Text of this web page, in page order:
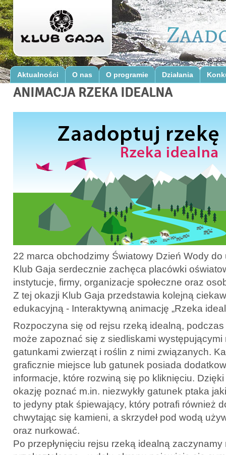
Aktualności O nas O programie Działania
ANIMACJA RZEKA IDEALNA
22 marca obchodzimy Światowy Dzień Wody do
Klub Gaja serdecznie zachęca placówki
instytucje, firmy, organizacje społeczne oraz
Z tej okazji Klub Gaja przedstawia kolejną
edukacyjną - Interaktywną animację „Rzeka
Rozpoczyna się od rejsu rzeką idealną,
może zapoznać się z siedliskami występującymi
gatunkami zwierząt i roślin z nimi związanych.
graficznie miejsce lub gatunek posiada
informacje, które rozwiną się po kliknięciu.
okazję poznać m.in. niezwykły gatunek ptaka
to jedyny ptak śpiewający, który potrafi również
chwytając się kamieni, a skrzydeł pod wodą
oraz nurkować.
Po przepłynięciu rejsu rzeką idealną zaczynamy